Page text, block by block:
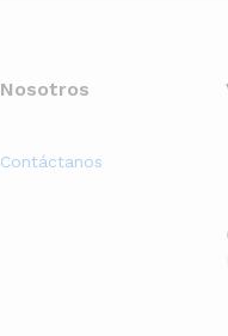
Nosotros
Contáctanos